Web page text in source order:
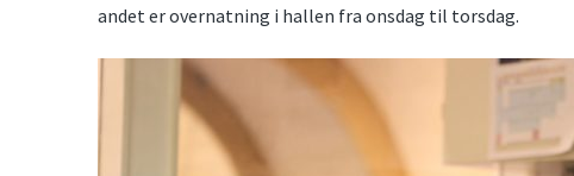
andet er overnatning i hallen fra onsdag til torsdag.